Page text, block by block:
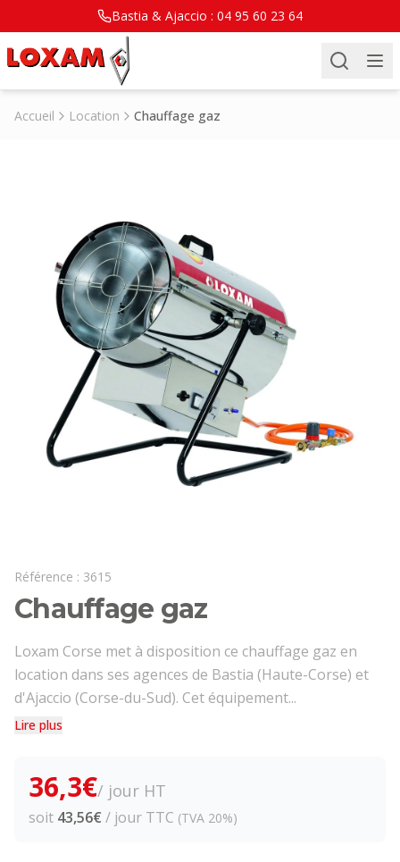
Bastia & Ajaccio : 04 95 60 23 64
Accueil Location Chauffage gaz
Référence : 3615
Chauffage gaz
Loxam Corse met à disposition ce chauffage gaz en
location dans ses agences de Bastia (Haute-Corse) et
d'Ajaccio (Corse-du-Sud). Cet équipement...
Lire plus
36,3€/ jour HT
soit 43,56€ / jour TTC (TVA 20%)